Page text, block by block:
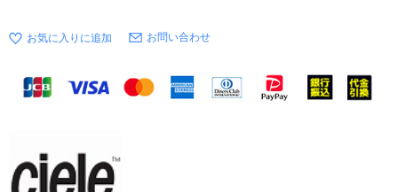
お問い合わせ